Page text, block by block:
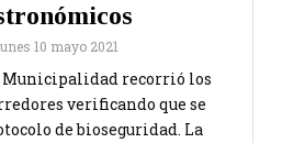
10 mayo 2021
Municipalidad recorrió los
verificando que se
de bioseguridad. La